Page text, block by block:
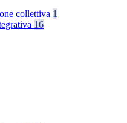
collettiva 1
16